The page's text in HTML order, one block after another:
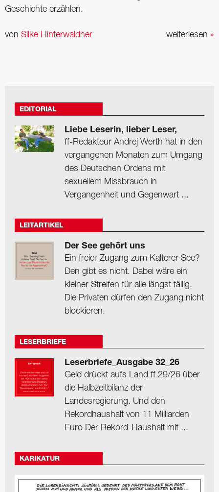
Geschichte erzählen.
weiterlesen »
von Silke Hinterwaldner
EDITORIAL
Liebe Leserin, lieber Leser,
ff-Redakteur Andrej Werth hat in den
vergangenen Monaten zum Umgang
des Deutschen Ordens mit
sexuellem Missbrauch in
Vergangenheit und Gegenwart ...
LEITARTIKEL
Der See gehört uns
Ein freier Zugang zum Kalterer See?
Den gibt es nicht. Dabei wäre ein
kleiner Streifen für alle längst fällig.
Die Privaten dürfen den Zugang nicht
blockieren.
LESERBRIEFE
Leserbriefe_Ausgabe 32_26
Geld drückt aufs Land ff 29/26 über
die Halbzeitbilanz der
Landesregierung. Und den
Rekordhaushalt von 11 Milliarden
Euro Der Rekord-Haushalt mit ...
KARIKATUR